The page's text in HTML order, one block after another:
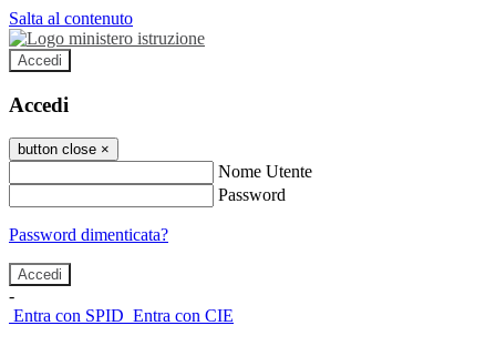
Salta al contenuto
Accedi
Accedi
button close ×
Nome Utente
Password
Password dimenticata?
-
Entra con SPID Entra con CIE